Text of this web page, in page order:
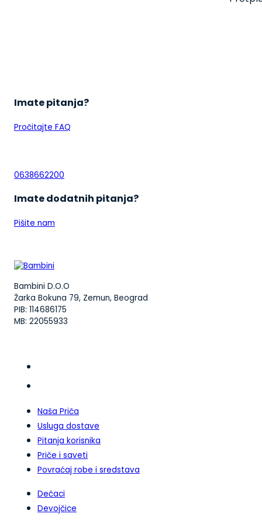
Imate pitanja?
Pročitajte FAQ
0638662200
Imate dodatnih pitanja?
Pišite nam
Bambini D.O.O
Žarka Bokuna 79, Zemun, Beograd
PIB: 114686175
MB: 22055933
Naša Priča
Usluga dostave
Pitanja korisnika
Priče i saveti
Povraćaj robe i sredstava
Dečaci
Devojčice